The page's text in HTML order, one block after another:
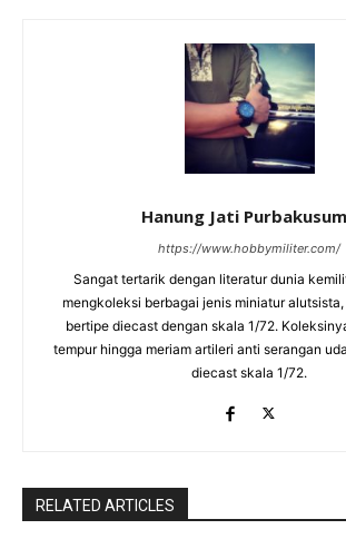
Hanung Jati
https://www.hobbymiliter.com/
Sangat tertarik dengan literatur dunia
mengkoleksi berbagai jenis miniatur
bertipe diecast dengan skala 1/72.
tempur hingga meriam artileri anti serangan
diecast skala 1/72.
RELATED ARTICLES